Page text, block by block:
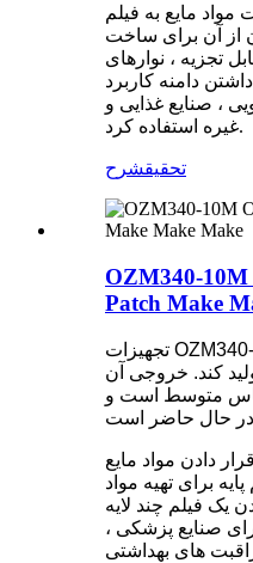
مایع به فیلم
از آن برای ساخت
تجزیه ، نوارهای
دامنه کاربرد
، صنایع غذایی و
غیره استفاده کرد.
تحقیقشرح
OZM340-
Patch Make
تجهیزات OZM340-10M می تواند فیلم نازک
کند. خروجی آن
متوسط ​​است و
دادن مواد مایع
برای تهیه مواد
یک فیلم چند لایه
صنایع پزشکی ،